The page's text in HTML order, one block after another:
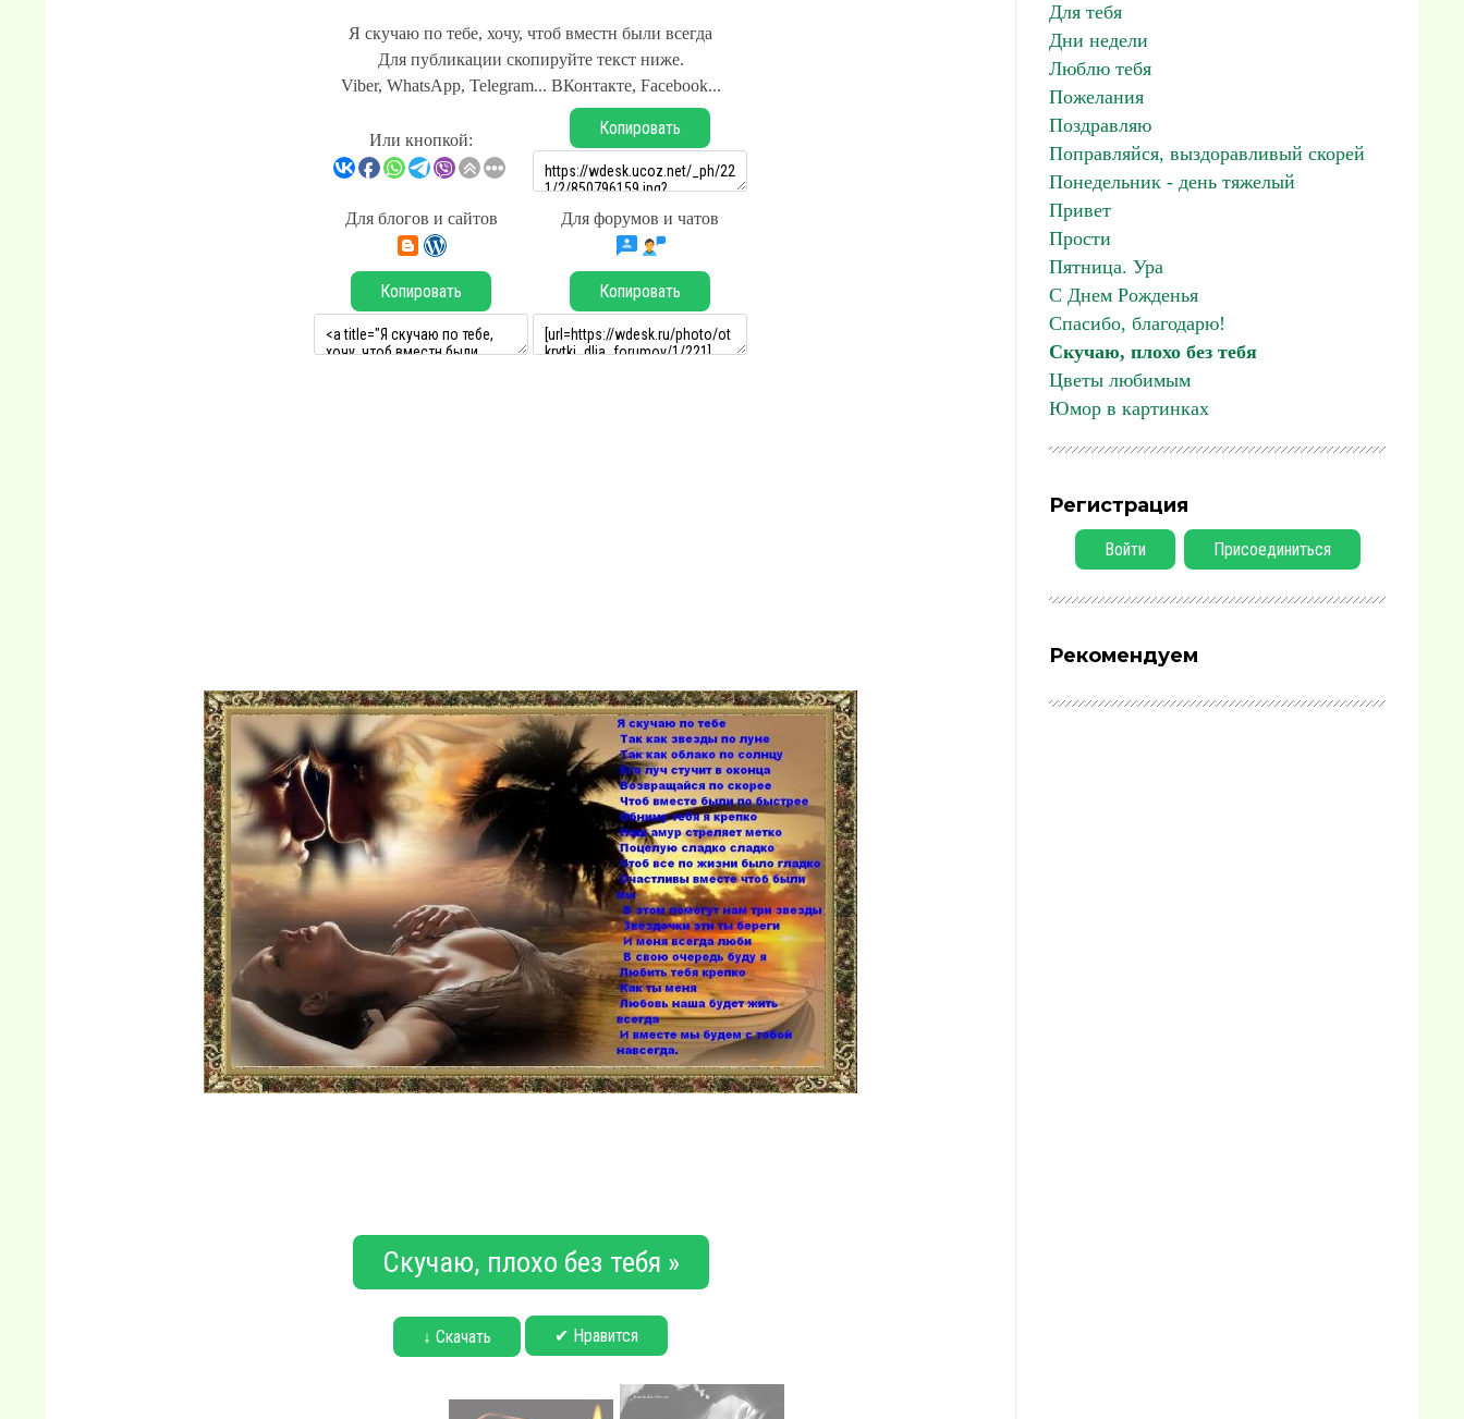
Я скучаю по тебе, хочу, чтоб вместн были всегда
Для публикации скопируйте текст ниже.
Viber, WhatsApp, Telegram... ВКонтакте, Facebook...
Или кнопкой:
Копировать
Для блогов и сайтов Для форумов и чатов
Копировать Копировать
Скучаю, плохо без тебя »
↓ Скачать ✔ Нравится
Для тебя
Дни недели
Люблю тебя
Пожелания
Поздравляю
Поправляйся, выздоравливый скорей
Понедельник - день тяжелый
Привет
Прости
Пятница. Ура
С Днем Рожденья
Спасибо, благодарю!
Скучаю, плохо без тебя
Цветы любимым
Юмор в картинках
Регистрация
Войти Присоединиться
Рекомендуем